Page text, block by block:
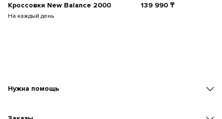
Кроссовки New Balance 2000
На каждый день
139 990₸
Нужна помощь